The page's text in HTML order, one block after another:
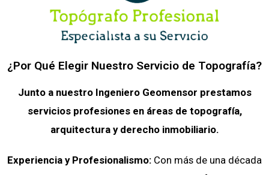
¿Por Qué Elegir Nuestro Servicio de Topografía?
Junto a nuestro Ingeniero Geomensor prestamos
servicios profesiones en áreas de topografía,
arquitectura y derecho inmobiliario.
Experiencia y Profesionalismo: Con más de una década